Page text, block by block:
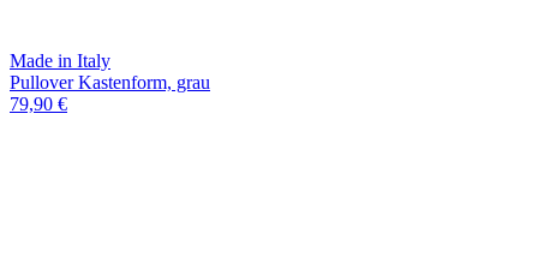
Made in Italy
Pullover Kastenform, grau
79,90 €